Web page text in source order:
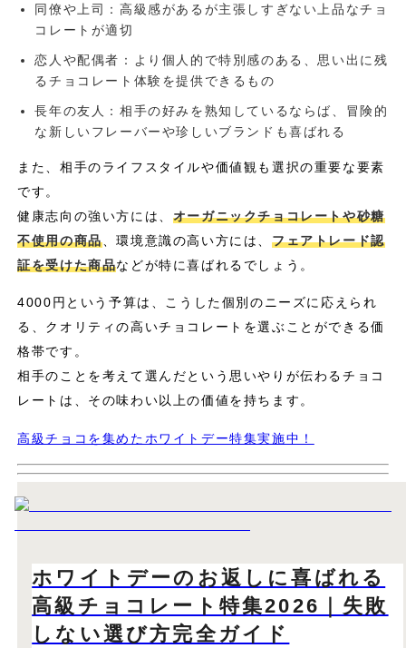
同僚や上司：高級感があるが主張しすぎない上品なチョ
コレートが適切
恋人や配偶者：より個人的で特別感のある、思い出に残
るチョコレート体験を提供できるもの
長年の友人：相手の好みを熟知しているならば、冒険的
な新しいフレーバーや珍しいブランドも喜ばれる
また、相手のライフスタイルや価値観も選択の重要な要素
です。
健康志向の強い方には、 オーガニックチョコレートや砂糖
不使用の商品、環境意識の高い方には、 フェアトレード認
証を受けた商品などが特に喜ばれるでしょう。
4000円という予算は、こうした個別のニーズに応えられ
る、クオリティの高いチョコレートを選ぶことができる価
格帯です。
相手のことを考えて選んだという思いやりが伝わるチョコ
レートは、その味わい以上の価値を持ちます。
高級チョコを集めたホワイトデー特集実施中！
ホワイトデーのお返しに喜ばれる
高級チョコレート特集2026｜失敗
しない選び方完全ガイド